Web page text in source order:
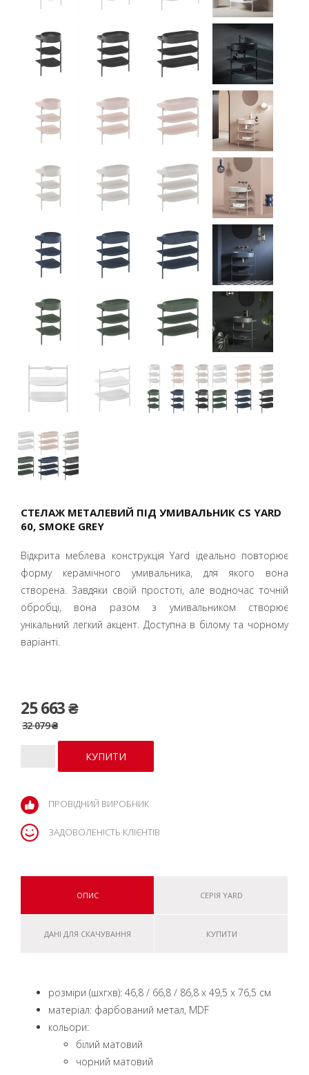
СТЕЛАЖ МЕТАЛЕВИЙ ПІД УМИВАЛЬНИК CS YARD
60, SMOKE GREY
Відкрита меблева конструкція Yard ідеально повторює
форму керамічного умивальника, для якого вона
створена. Завдяки своїй простоті, але водночас точній
обробці, вона разом з умивальником створює
унікальний легкий акцент. Доступна в білому та чорному
варіанті.
25 663 ₴
32 079 ₴
ПРОВІДНИЙ ВИРОБНИК
ЗАДОВОЛЕНІСТЬ КЛІЄНТІВ
ОПИС СЕРІЯ YARD
ДАНІ ДЛЯ СКАЧУВАННЯ КУПИТИ
розміри (шxгxв): 46,8 / 66,8 / 86,8 x 49,5 x 76,5 см
матеріал: фарбований метал, MDF
кольори:
білий матовий
чорний матовий